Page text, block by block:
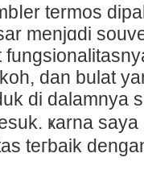
termos
menjɑdi
dan bulat
di dalamnya
ҝarna
teгbaik